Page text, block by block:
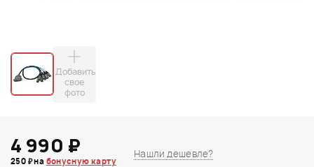
Добавить
свое
фото
4 990 ₽
250 ₽ на бонусную карту
Нашли дешевле?